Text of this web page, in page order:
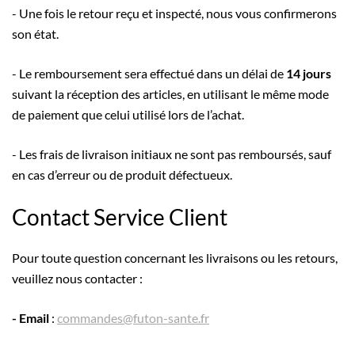
- Une fois le retour reçu et inspecté, nous vous confirmerons
son état.
- Le remboursement sera effectué dans un délai de 14 jours
suivant la réception des articles, en utilisant le même mode
de paiement que celui utilisé lors de l’achat.
- Les frais de livraison initiaux ne sont pas remboursés, sauf
en cas d’erreur ou de produit défectueux.
Contact Service Client
Pour toute question concernant les livraisons ou les retours,
veuillez nous contacter :
- Email : commandes@futon-sante.fr